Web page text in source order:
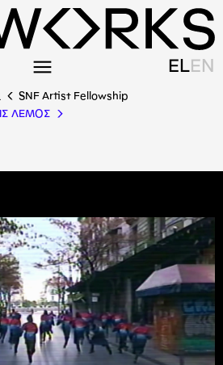
ELEN
SNF Artist Fellowship
ΛΕΜΟΣ